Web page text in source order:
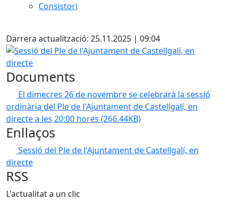
Consistori
Darrera actualització: 25.11.2025 | 09:04
Sessió del Ple de l'Ajuntament de Castellgalí, en directe
Documents
El dimecres 26 de novembre se celebrarà la sessió
ordinària del Ple de l'Ajuntament de Castellgalí, en
directe a les 20:00 hores (266.44KB)
Enllaços
Sessió del Ple de l'Ajuntament de Castellgalí, en
directe
RSS
L'actualitat a un clic